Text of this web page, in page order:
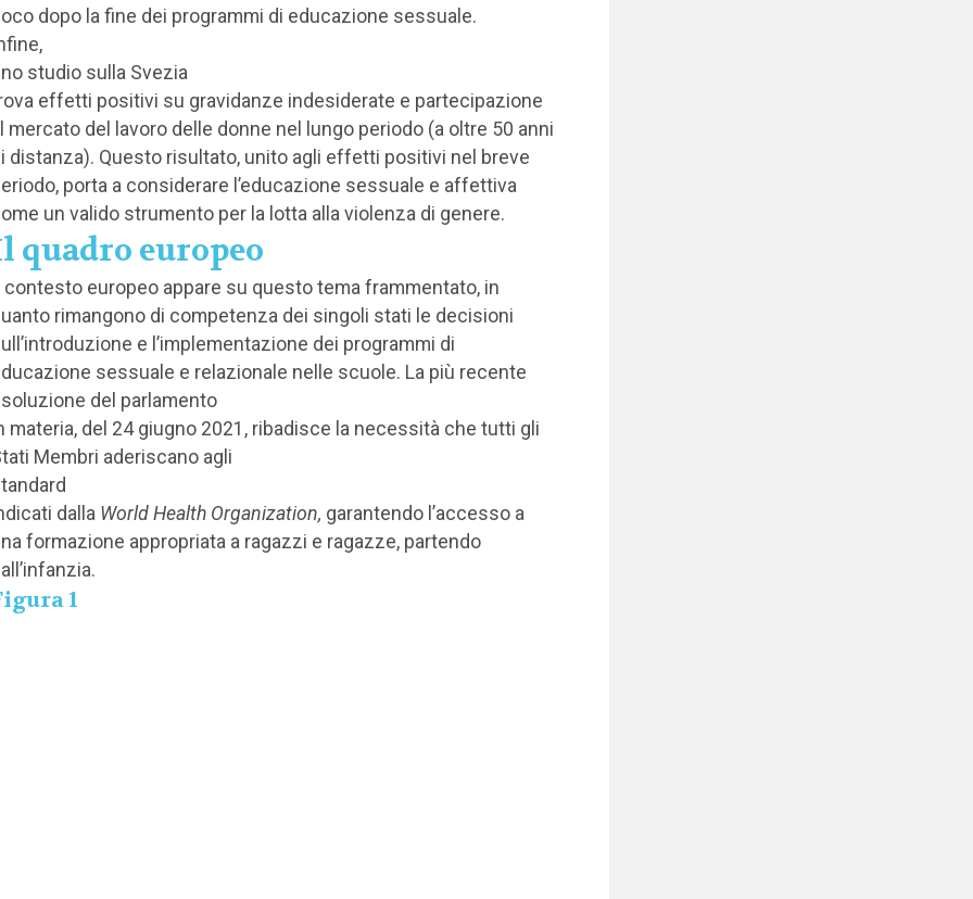
dopo la fine dei programmi di educazione sessuale.
studio sulla Svezia
effetti positivi su gravidanze indesiderate e partecipazione
mercato del lavoro delle donne nel lungo periodo (a oltre 50 anni
distanza). Questo risultato, unito agli effetti positivi nel breve
porta a considerare l’educazione sessuale e affettiva
un valido strumento per la lotta alla violenza di genere.
quadro europeo
contesto europeo appare su questo tema frammentato, in
rimangono di competenza dei singoli stati le decisioni
e l’implementazione dei programmi di
sessuale e relazionale nelle scuole. La più recente
del parlamento
materia, del 24 giugno 2021, ribadisce la necessità che tutti gli
Membri aderiscano agli
dalla World Health Organization, garantendo l’accesso a
formazione appropriata a ragazzi e ragazze, partendo
1